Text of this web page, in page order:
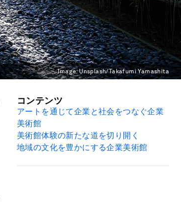
Image:Unsplash/Takafumi Yamashita
コンテンツ
アートを通じて企業と社会をつなぐ企業
美術館
美術館体験の新たな道を切り開く
地域の文化を豊かにする企業美術館